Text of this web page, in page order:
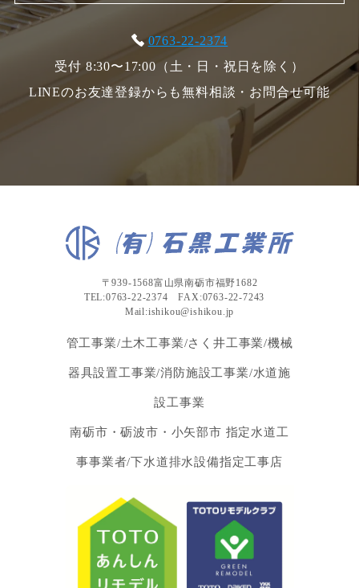
0763-22-2374
受付 8:30〜17:00（土・日・祝日を除く）
LINEのお友達登録からも無料相談・お問合せ可能
〒939-1568富山県南砺市福野1682
TEL:0763-22-2374 FAX:0763-22-7243
Mail:ishikou@ishikou.jp
管工事業/土木工事業/さく井工事業/機械
器具設置工事業/消防施設工事業/水道施
設工事業
南砺市・砺波市・小矢部市 指定水道工
事事業者/下水道排水設備指定工事店